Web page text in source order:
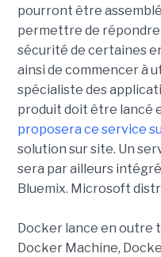
pourront être
permettre de répondre
sécurité de certaines
ainsi de commencer à
spécialiste des
produit doit être lancé
proposera ce service
solution sur site. Un
sera par ailleurs
Bluemix. Microsoft
Docker lance en outre
Docker Machine,